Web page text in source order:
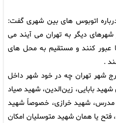
اتوبوس های بین شهری گفت:
دیگر به تهران می آیند می
عبور کنند و مستقیم به محل های
.
شهر تهران چه در خود شهر داخل
بابایی، زین‌الدین، شهید صیاد
مدرس، شهید خرازی، خصوصاً شهید
یا همان شهید متوسلیان امکان